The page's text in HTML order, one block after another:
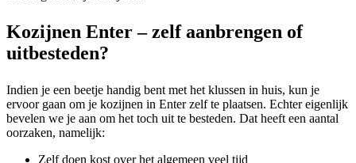
Kozijnen Enter – zelf aanbrengen of
uitbesteden?
Indien je een beetje handig bent met het klussen in huis, kun je
ervoor gaan om je kozijnen in Enter zelf te plaatsen. Echter eigenlijk
bevelen we je aan om het toch uit te besteden. Dat heeft een aantal
oorzaken, namelijk:
Zelf doen kost over het algemeen veel tijd